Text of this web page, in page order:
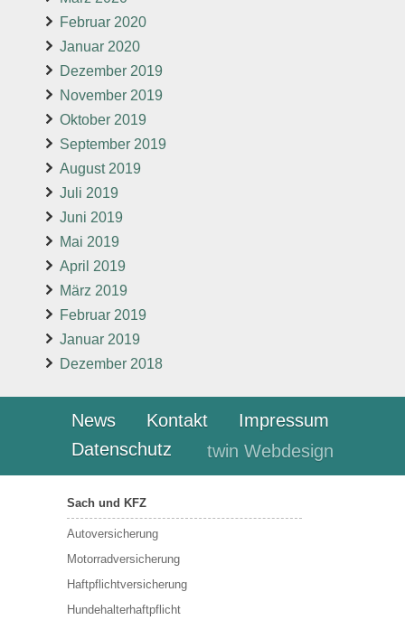
Februar 2020
Januar 2020
Dezember 2019
November 2019
Oktober 2019
September 2019
August 2019
Juli 2019
Juni 2019
Mai 2019
April 2019
März 2019
Februar 2019
Januar 2019
Dezember 2018
News Kontakt
Impressum
Datenschutz
twin Webdesign
Sach und KFZ
Autoversicherung
Motorradversicherung
Haftpflichtversicherung
Hundehalterhaftpflicht